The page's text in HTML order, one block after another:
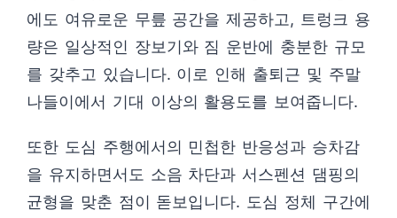
에도 여유로운 무릎 공간을 제공하고, 트렁크 용
량은 일상적인 장보기와 짐 운반에 충분한 규모
를 갖추고 있습니다. 이로 인해 출퇴근 및 주말
나들이에서 기대 이상의 활용도를 보여줍니다.
또한 도심 주행에서의 민첩한 반응성과 승차감
을 유지하면서도 소음 차단과 서스펜션 댐핑의
균형을 맞춘 점이 돋보입니다. 도심 정체 구간에